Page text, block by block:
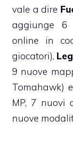
vale a dire
aggiunge 6
online in
giocatori),
9 nuove
Tomahawk) e
MP, 7 nuovi
nuove